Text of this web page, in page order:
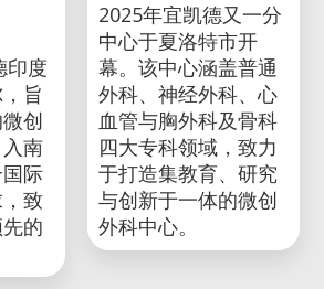
印度
旨
创
南
际
致
的
2025年宜凯德又一分
中心于夏洛特市开
幕。该中心涵盖普通
外科、神经外科、心
血管与胸外科及骨科
四大专科领域，致力
于打造集教育、研究
与创新于一体的微创
外科中心。